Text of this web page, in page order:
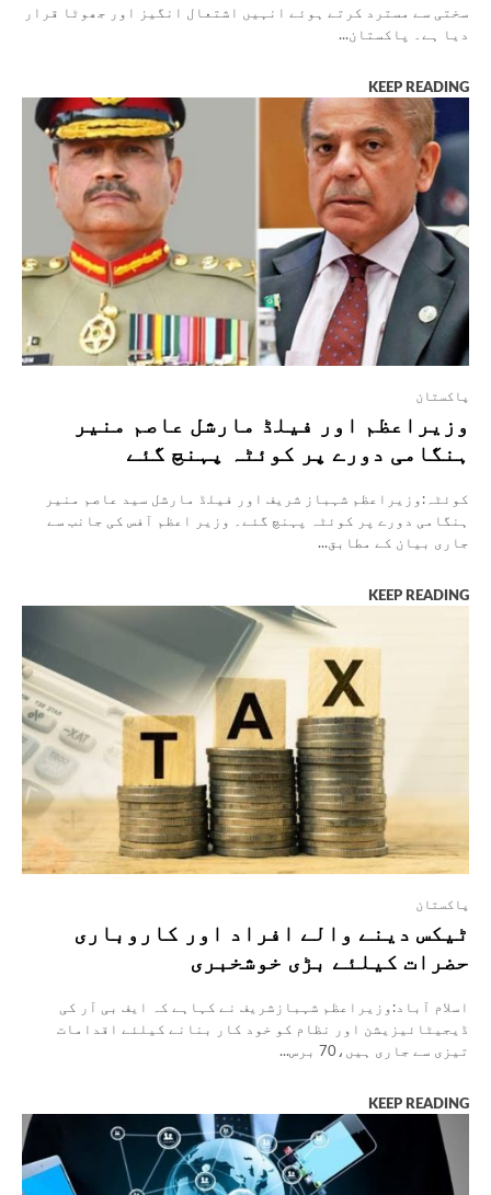
سختی سے مسترد کرتے ہوئے انہیں اشتعال انگیز اور جھوٹا قرار
دیا ہے۔ پاکستان...
KEEP READING
پاکستان
وزیراعظم اور فیلڈ مارشل عاصم منیر
ہنگامی دورے پر کوئٹہ پہنچ گئے
کوئٹہ:وزیراعظم شہباز شریف اور فیلڈ مارشل سید عاصم منیر
ہنگامی دورے پر کوئٹہ پہنچ گئے۔ وزیر اعظم آفس کی جانب سے
جاری بیان کے مطابق...
KEEP READING
پاکستان
ٹیکس دینے والے افراد اور کاروباری
حضرات کیلئے بڑی خوشخبری
اسلام آباد:وزیراعظم شہبازشریف نے کہاہے کہ ایف بی آر کی
ڈیجیٹائیزیشن اور نظام کو خود کار بنانے کیلئے اقدامات
تیزی سے جاری ہیں،70 برس...
KEEP READING